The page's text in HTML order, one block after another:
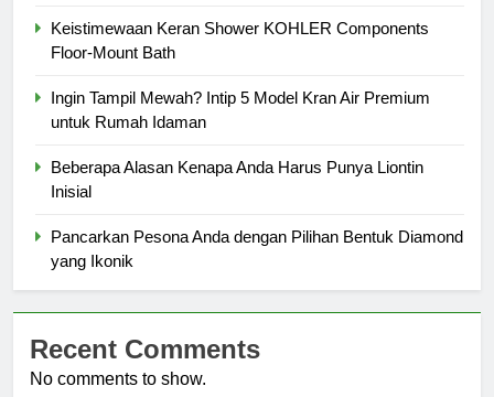
Keistimewaan Keran Shower KOHLER Components
Floor-Mount Bath
Ingin Tampil Mewah? Intip 5 Model Kran Air Premium
untuk Rumah Idaman
Beberapa Alasan Kenapa Anda Harus Punya Liontin
Inisial
Pancarkan Pesona Anda dengan Pilihan Bentuk Diamond
yang Ikonik
Recent Comments
No comments to show.